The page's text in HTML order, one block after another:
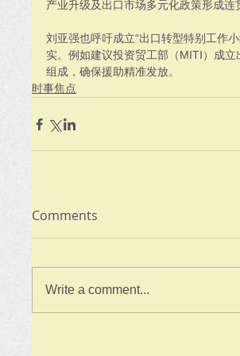
产业升级及出口市场多元化政策形成
刘亚强也呼吁成立“出口转型特别工作
实。例如建议投资贸工部（MITI）成
组成，确保援助精准发放。
时事焦点
Comments
Write a comment...